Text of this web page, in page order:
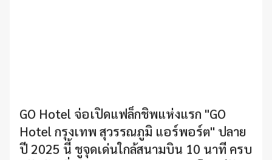
GO Hotel จ่อเปิดแฟล็กชิพแห่งแรก "GO
Hotel กรุงเทพ สุวรรณภูมิ แอร์พอร์ต" ปลาย
ปี 2025 นี้ ชูจุดเด่นใกล้สนามบิน 10 นาที ครบ